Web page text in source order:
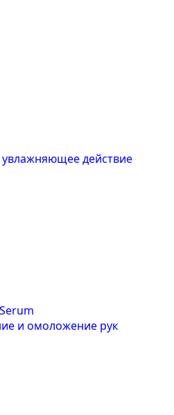
действие
и омоложение рук